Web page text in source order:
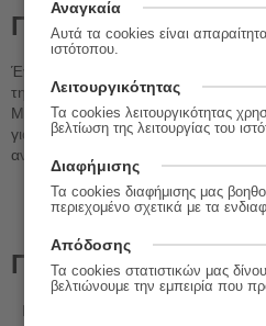
Περιγραφή
Ένα μικρό δεντράκι γίνεται μέλος
της όλα όσα σημαίνουν ζωή: χαρές,
Μια δυνατή, συγκινητική ιστορία
για εκείνα που όσο κι αν καούν,
ανθίζουν ξανά.
Πληροφορίες
Εκδόσεις:
Αναγκαία
Αυτά τα cookies είναι
ιστότοπου.
Λειτουργικότητας
Τα cookies λειτουργικότητας
βελτίωση της λειτουργίας του
Διαφήμισης
Τα cookies διαφήμισης μας
περιεχομένο σχετικά με τα
Απόδοσης
Τα cookies στατιστικών μας
βελτιώνουμε την εμπειρία που